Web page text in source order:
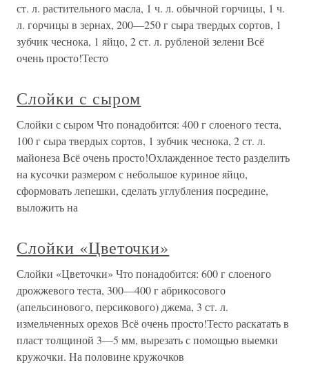
ст. л. растительного масла, 1 ч. л. обычной горчицы, 1 ч.
л. горчицы в зернах, 200—250 г сыра твердых сортов, 1
зубчик чеснока, 1 яйцо, 2 ст. л. рубленой зелени Всё
очень просто!Тесто
Слойки с сыром
Слойки с сыром Что понадобится: 400 г слоеного теста,
100 г сыра твердых сортов, 1 зубчик чеснока, 2 ст. л.
майонеза Всё очень просто!Охлажденное тесто разделить
на кусочки размером с небольшое куриное яйцо,
сформовать лепешки, сделать углубления посредине,
выложить на
Слойки «Цветочки»
Слойки «Цветочки» Что понадобится: 600 г слоеного
дрожжевого теста, 300—400 г абрикосового
(апельсинового, персикового) джема, 3 ст. л.
измельченных орехов Всё очень просто!Тесто раскатать в
пласт толщиной 3—5 мм, вырезать с помощью выемки
кружочки. На половине кружочков